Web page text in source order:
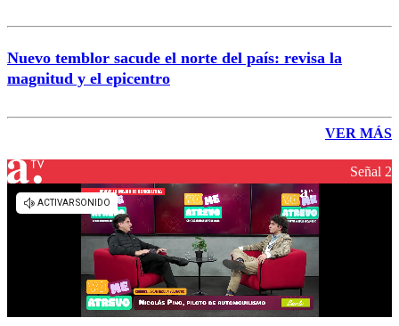
Nuevo temblor sacude el norte del país: revisa la
magnitud y el epicentro
VER MÁS
Señal 2